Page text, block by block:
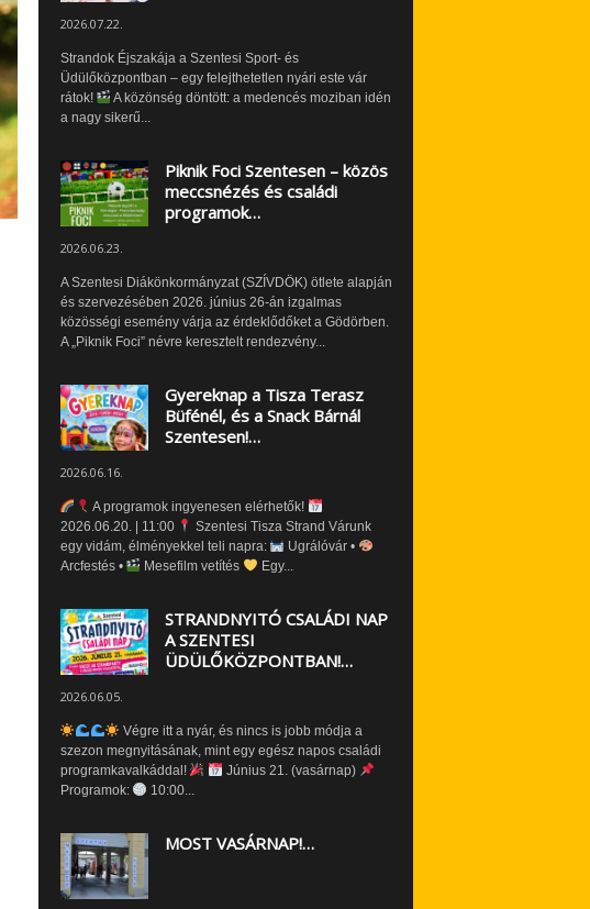
2026.07.22.
Strandok Éjszakája a Szentesi Sport- és
Üdülőközpontban – egy felejthetetlen nyári este vár
rátok!
A közönség döntött: a medencés moziban idén
a nagy sikerű...
Piknik Foci Szentesen – közös
meccsnézés és családi
programok…
2026.06.23.
A Szentesi Diákönkormányzat (SZÍVDÖK) ötlete alapján
és szervezésében 2026. június 26-án izgalmas
közösségi esemény várja az érdeklődőket a Gödörben.
A „Piknik Foci” névre keresztelt rendezvény...
Gyereknap a Tisza Terasz
Büfénél, és a Snack Bárnál
Szentesen!…
2026.06.16.
A programok ingyenesen elérhetők!
2026.06.20. | 11:00
Szentesi Tisza Strand Várunk
egy vidám, élményekkel teli napra:
Ugrálóvár •
Arcfestés •
Mesefilm vetítés Egy...
STRANDNYITÓ CSALÁDI NAP
A SZENTESI
ÜDÜLŐKÖZPONTBAN!…
2026.06.05.
Végre itt a nyár, és nincs is jobb módja a
szezon megnyitásának, mint egy egész napos családi
programkavalkáddal!
Június 21. (vasárnap)
Programok:
10:00...
MOST VASÁRNAP!…